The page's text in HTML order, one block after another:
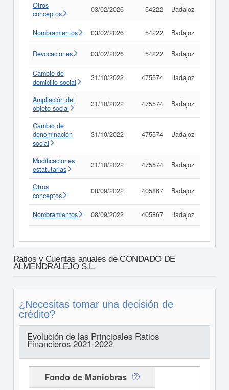
Otros
conceptos
03/02/2026 54222 Badajoz
Nombramientos 03/02/2026 54222 Badajoz
Revocaciones 03/02/2026 54222 Badajoz
Cambio de
domicilio social
31/10/2022 475574 Badajoz
Ampliación del
objeto social
31/10/2022 475574 Badajoz
Cambio de
denominación
social
31/10/2022 475574 Badajoz
Modificaciones
estatutarias
31/10/2022 475574 Badajoz
Otros
conceptos
08/09/2022 405867 Badajoz
Nombramientos 08/09/2022 405867 Badajoz
Ratios y Cuentas anuales de CONDADO DE
ALMENDRALEJO S.L.
¿Necesitas tomar una decisión de
crédito?
Evolución de las Principales Ratios
Financieros 2021-2022
Fondo de Maniobras